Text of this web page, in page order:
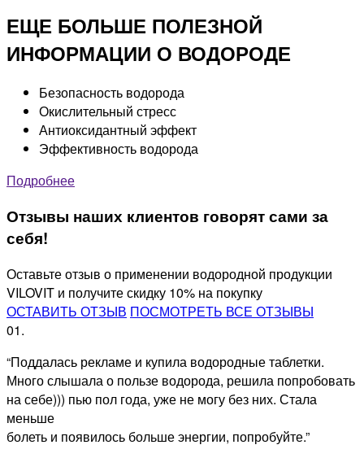
ЕЩЕ БОЛЬШЕ ПОЛЕЗНОЙ
ИНФОРМАЦИИ О ВОДОРОДЕ
Безопасность водорода
Окислительный стресс
Антиоксидантный эффект
Эффективность водорода
Подробнее
Отзывы наших клиентов говорят сами за
себя!
Оставьте отзыв о применении водородной продукции
VILOVIT и получите скидку 10% на покупку
ОСТАВИТЬ ОТЗЫВ ПОСМОТРЕТЬ ВСЕ ОТЗЫВЫ
01.
“Поддалась рекламе и купила водородные таблетки.
Много слышала о пользе водорода, решила попробовать
на себе))) пью пол года, уже не могу без них. Стала
меньше
болеть и появилось больше энергии, попробуйте.”